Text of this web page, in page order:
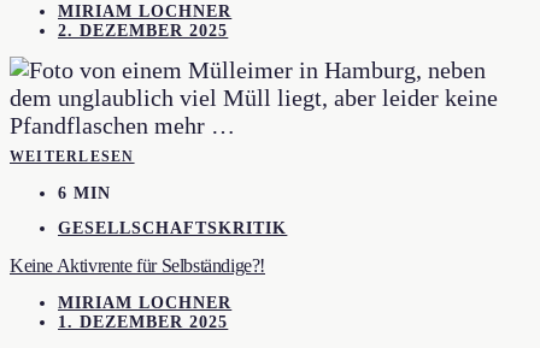
MIRIAM LOCHNER
2. DEZEMBER 2025
WEITERLESEN
6 MIN
GESELLSCHAFTSKRITIK
Keine Aktivrente für Selbständige?!
MIRIAM LOCHNER
1. DEZEMBER 2025